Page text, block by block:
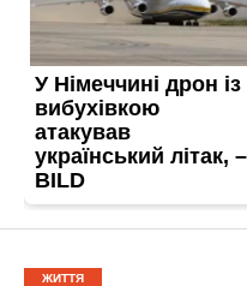
ЖИТТЯ